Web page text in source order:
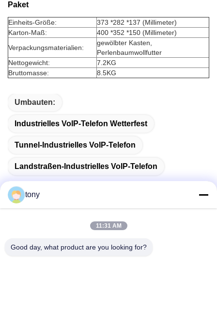
Paket
Einheits-Größe:
373 *282 *137 (Millimeter)
Karton-Maß:
400 *352 *150 (Millimeter)
Verpackungsmaterialien:
gewölbter Kasten,
Perlenbaumwollfutter
Nettogewicht:
7.2KG
Bruttomasse:
8.5KG
Umbauten:
Industrielles VoIP-Telefon Wetterfest
Tunnel-Industrielles VoIP-Telefon
Landstraßen-Industrielles VoIP-Telefon
Schnelle Kontaktaufnahme
Adresse
tony
11:31 AM
Good day, what product are you looking for?